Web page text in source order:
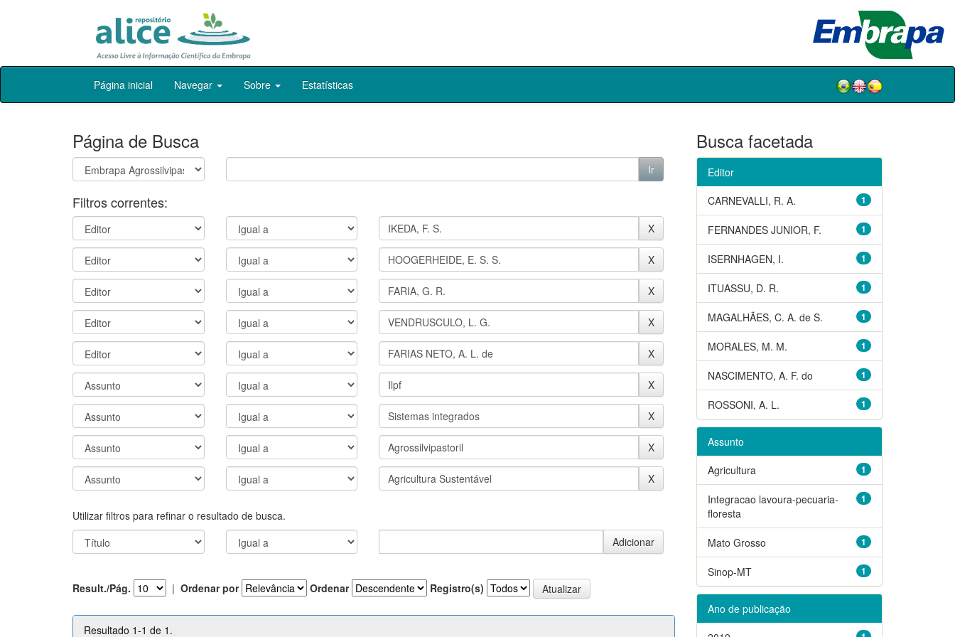
Skip
Página inicial Navegar Sobre Estatísticas
Página de Busca
Filtros correntes:
Utilizar filtros para refinar o resultado de busca.
Result./Pág. | Ordenar por Ordenar Registro(s)
Resultado 1-1 de 1.
Busca facetada
Editor
1
CARNEVALLI, R. A.
1
FERNANDES JUNIOR, F.
1
ISERNHAGEN, I.
1
ITUASSU, D. R.
1
MAGALHÃES, C. A. de S.
1
MORALES, M. M.
1
NASCIMENTO, A. F. do
1
ROSSONI, A. L.
Assunto
1
Agricultura
1
Integracao lavoura-pecuaria-
floresta
1
Mato Grosso
1
Sinop-MT
Ano de publicação